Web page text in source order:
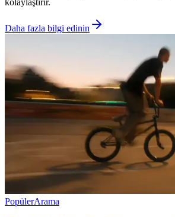
kolaylaştırır.
Daha fazla bilgi edinin
PopülerArama